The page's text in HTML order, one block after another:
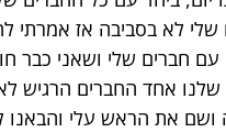
שלי לא בסביבה אז אמרתי
חברים שלי ושאני כבר
אחד החברים הרגיש
את הראש עלי והבאנו